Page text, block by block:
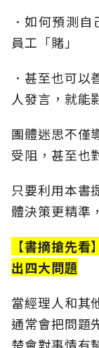
．如何預測
員工「賭」
．甚至也可
人發言，就
團體迷思不僅
受阻，甚至也
只要利用本書
體決策更精準
【書摘搶先看
出四大問題
當經理人和其
通常會把問題